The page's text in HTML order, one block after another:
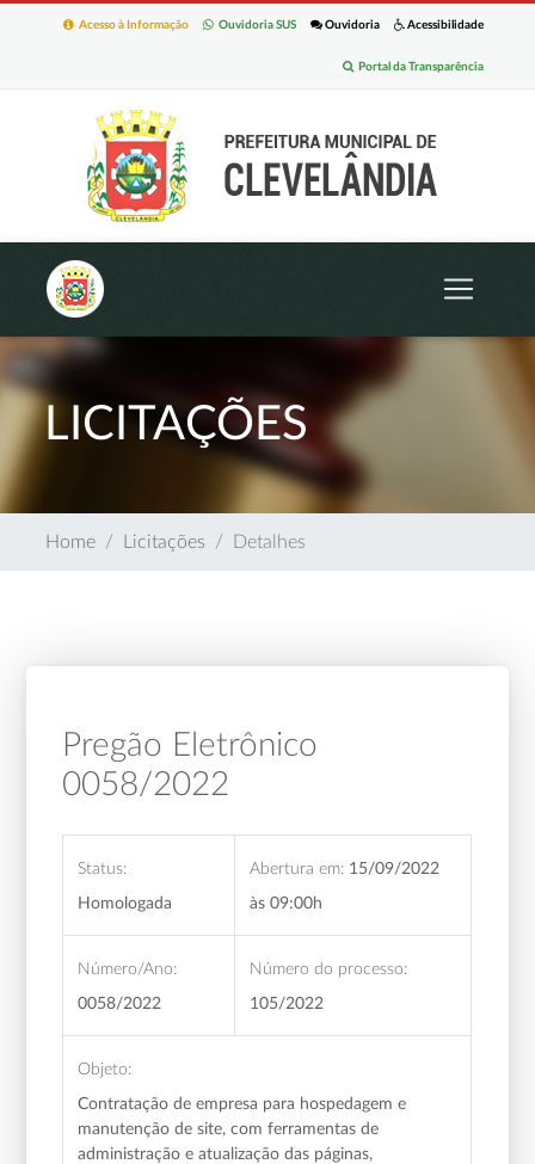
Acessibilidade
Ouvidoria
Ouvidoria SUS
Acesso à Informação
Portal da Transparência
LICITAÇÕES
Home Licitações Detalhes
Pregão Eletrônico
0058/2022
Status:
Homologada
Abertura em: 15/09/2022
às 09:00h
Número/Ano:
0058/2022
Número do processo:
105/2022
Objeto:
Contratação de empresa para hospedagem e
manutenção de site, com ferramentas de
administração e atualização das páginas,